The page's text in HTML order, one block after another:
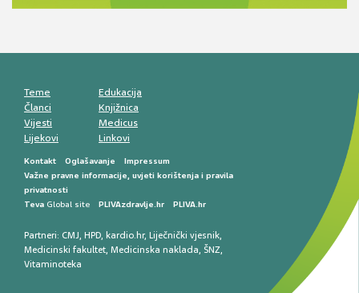
smetnji do rane onkološke dijagnostike
Teme
Članci
Vijesti
Lijekovi
Edukacija
Knjižnica
Medicus
Linkovi
Kontakt Oglašavanje
Impressum
Važne pravne informacije, uvjeti korištenja i pravila
privatnosti
Teva Global site PLIVAzdravlje.hr PLIVA.hr
Partneri: CMJ, HPD, kardio.hr, Liječnički vjesnik,
Medicinski fakultet, Medicinska naklada, ŠNZ,
Vitaminoteka